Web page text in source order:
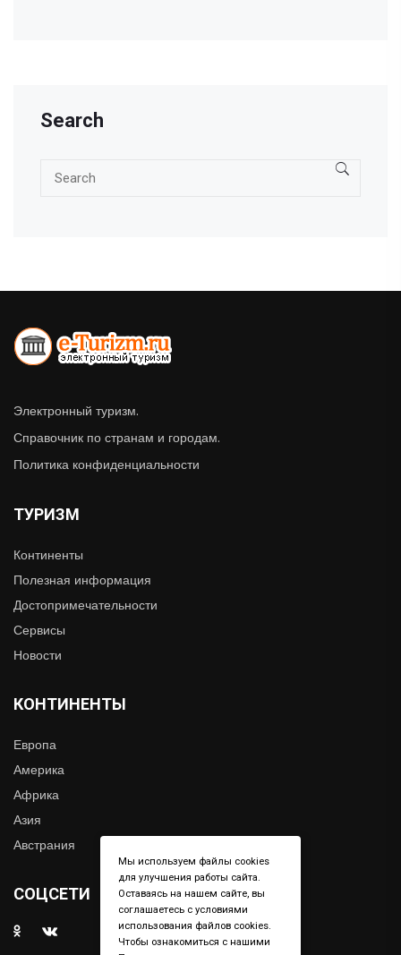
Search
Электронный туризм.
Справочник по странам и городам.
Политика конфиденциальности
ТУРИЗМ
Континенты
Полезная информация
Достопримечательности
Сервисы
Новости
КОНТИНЕНТЫ
Европа
Америка
Африка
Азия
Австрания
СОЦСЕТИ
Мы используем файлы cookies
для улучшения работы сайта.
Оставаясь на нашем сайте, вы
соглашаетесь с условиями
использования файлов cookies.
Чтобы ознакомиться с нашими